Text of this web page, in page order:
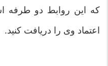
که این روابط دو طرفه
اعتماد وی را دریافت کنید.